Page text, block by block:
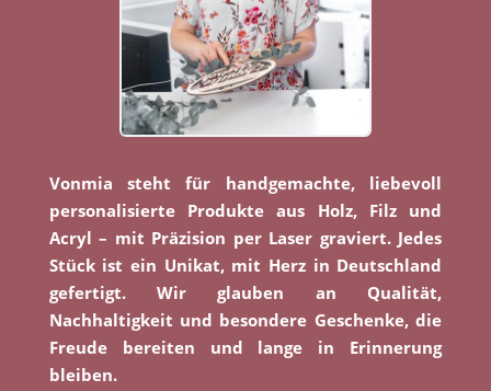
Vonmia steht für handgemachte, liebevoll
personalisierte Produkte aus Holz, Filz und
Acryl – mit Präzision per Laser graviert. Jedes
Stück ist ein Unikat, mit Herz in Deutschland
gefertigt. Wir glauben an Qualität,
Nachhaltigkeit und besondere Geschenke, die
Freude bereiten und lange in Erinnerung
bleiben.